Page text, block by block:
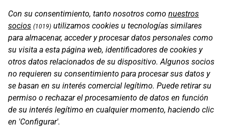
TFX4 WOMAN
Con su consentimiento, tanto nosotros como nuestros
socios (1019) utilizamos cookies u tecnologías similares
para almacenar, acceder y procesar datos personales como
su visita a esta página web, identificadores de cookies y
otros datos relacionados de su dispositivo. Algunos socios
no requieren su consentimiento para procesar sus datos y
se basan en su interés comercial legítimo. Puede retirar su
permiso o rechazar el procesamiento de datos en función
de su interés legítimo en cualquier momento, haciendo clic
en 'Configurar'.